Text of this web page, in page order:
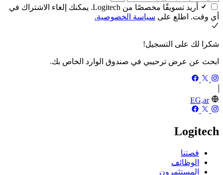
أريد تسويقًا مخصصًا من Logitech. يمكنك إلغاء الاشتراك في
أي وقت. اطلع على سياسة الخصوصية.
شكرا لك على التسجيل!
ابحث عن عرض ترحيبي في صندوق الوارد الخاص بك.
EG,ar
Logitech
قصتنا
الوظائف
المستثمرون